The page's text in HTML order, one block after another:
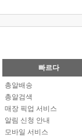
빠르다
총알배송
총알검색
매장 픽업 서비스
알림 신청 안내
모바일 서비스